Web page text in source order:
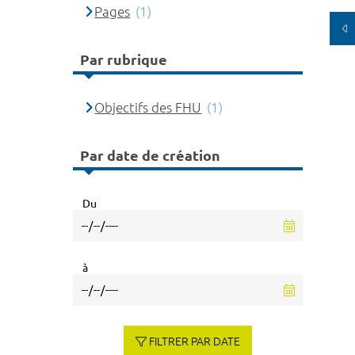
Pages (1)
Par rubrique
Objectifs des FHU (1)
Par date de création
Du
à
FILTRER PAR DATE